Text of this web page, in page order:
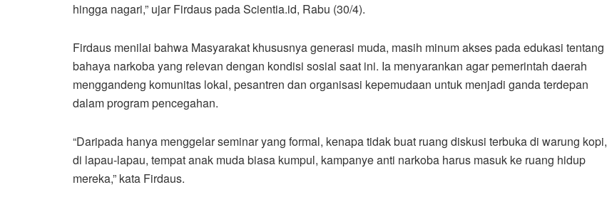
hingga nagari,” ujar Firdaus pada Scientia.id, Rabu (30/4).
Firdaus menilai bahwa Masyarakat khususnya generasi muda, masih minum akses pada edukasi tentang
bahaya narkoba yang relevan dengan kondisi sosial saat ini. Ia menyarankan agar pemerintah daerah
menggandeng komunitas lokal, pesantren dan organisasi kepemudaan untuk menjadi ganda terdepan
dalam program pencegahan.
“Daripada hanya menggelar seminar yang formal, kenapa tidak buat ruang diskusi terbuka di warung kopi,
di lapau-lapau, tempat anak muda biasa kumpul, kampanye anti narkoba harus masuk ke ruang hidup
mereka,” kata Firdaus.